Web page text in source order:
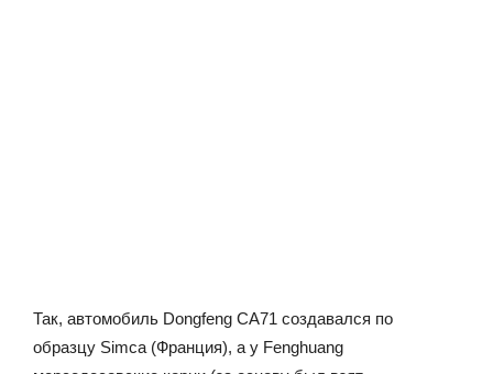
Так, автомобиль Dongfeng CA71 создавался по
образцу Simca (Франция), а у Fenghuang